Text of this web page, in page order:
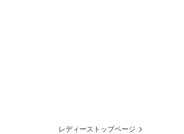
レディーストップページ